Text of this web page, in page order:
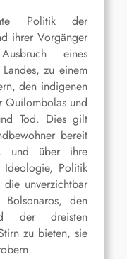
Politik der
ihrer Vorgänger
eines
zu einem
den indigenen
Quilombolas und
Tod. Dies gilt
bereit
und über ihre
Ideologie, Politik
unverzichtbar
den
der dreisten
zu bieten, sie